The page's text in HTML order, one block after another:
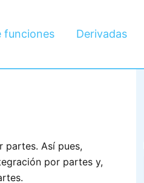
funciones Derivadas
partes. Así pues,
por partes y,